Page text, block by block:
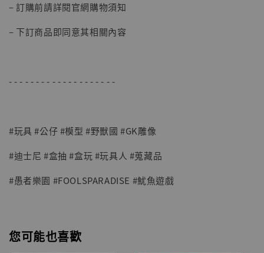
– 訂購前請詳閱官網購物須知
– 下訂商品即同意其相關內容
- - - - - - - - - - - - - - - - - - - -
#玩具 #公仔 #模型 #野獸國 #GK雕像
#迪士尼 #盒抽 #盒玩 #玩具人 #蒐藏品
#愚者樂園 #FOOLSPARADISE #魷魚遊戲
您可能也喜歡